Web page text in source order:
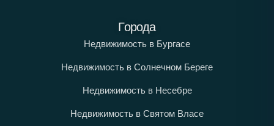
Города
Недвижимость в Бургасе
Недвижимость в Солнечном Береге
Недвижимость в Несебре
Недвижимость в Святом Власе